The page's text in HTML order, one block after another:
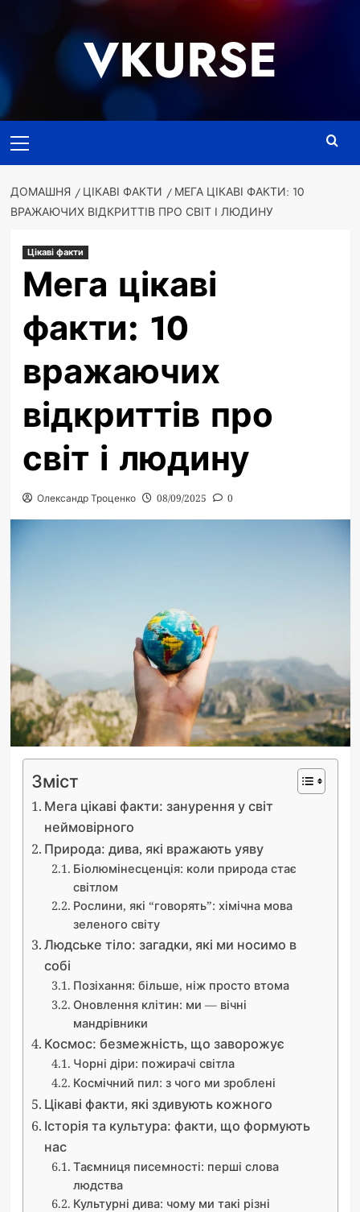
VKURSE
меню
ДОМАШНЯ ЦІКАВІ ФАКТИ
МЕГА ЦІКАВІ ФАКТИ: 10
ВРАЖАЮЧИХ ВІДКРИТТІВ ПРО СВІТ І ЛЮДИНУ
Цікаві факти
Мега цікаві
факти: 10
вражаючих
відкриттів про
світ і людину
Олександр Троценко 08/09/2025 0
Зміст
Мега цікаві факти: занурення у світ
неймовірного
Природа: дива, які вражають уяву
Біолюмінесценція: коли природа стає
світлом
Рослини, які “говорять”: хімічна мова
зеленого світу
Людське тіло: загадки, які ми носимо в
собі
Позіхання: більше, ніж просто втома
Оновлення клітин: ми — вічні
мандрівники
Космос: безмежність, що заворожує
Чорні діри: пожирачі світла
Космічний пил: з чого ми зроблені
Цікаві факти, які здивують кожного
Історія та культура: факти, що формують
нас
Таємниця писемності: перші слова
людства
Культурні дива: чому ми такі різні